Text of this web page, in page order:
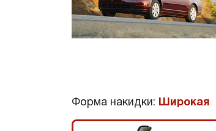
Форма накидки: Широкая